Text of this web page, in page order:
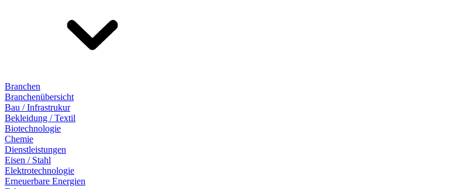
Branchen
Branchenübersicht
Bau / Infrastrukur
Bekleidung / Textil
Biotechnologie
Chemie
Dienstleistungen
Eisen / Stahl
Elektrotechnologie
Erneuerbare Energien